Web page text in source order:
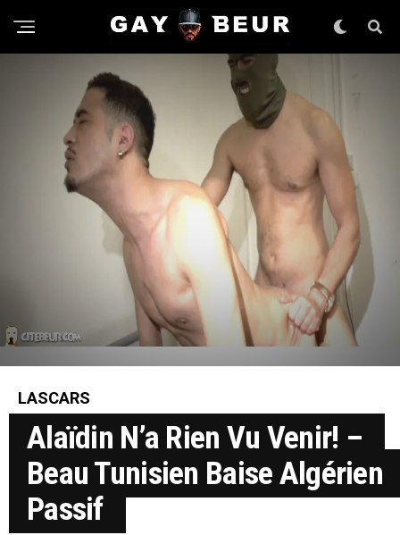
LASCARS
Alaïdin N’a Rien Vu Venir! –
Beau Tunisien Baise Algérien
Passif